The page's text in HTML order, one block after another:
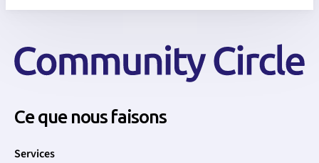
Ce que nous faisons
Services